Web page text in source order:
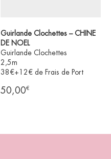
Guirlande Clochettes – CHINE
DE NOEL
Guirlande Clochettes
2,5m
38€+12€ de Frais de Port
50,00€